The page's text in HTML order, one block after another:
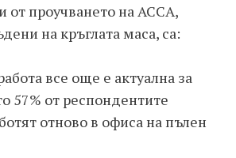
от проучването на АССА,
на кръглата маса, са:
все още е актуална за
57% от респондентите
отново в офиса на пълен